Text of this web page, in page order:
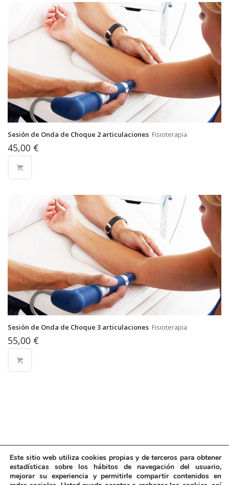
Sesión de Onda de Choque 2 articulaciones Fisioterapia
45,00 €
Sesión de Onda de Choque 3 articulaciones Fisioterapia
55,00 €
Este sitio web utiliza cookies propias y de terceros para obtener
estadísticas sobre los hábitos de navegación del usuario,
mejorar su experiencia y permitirle compartir contenidos en